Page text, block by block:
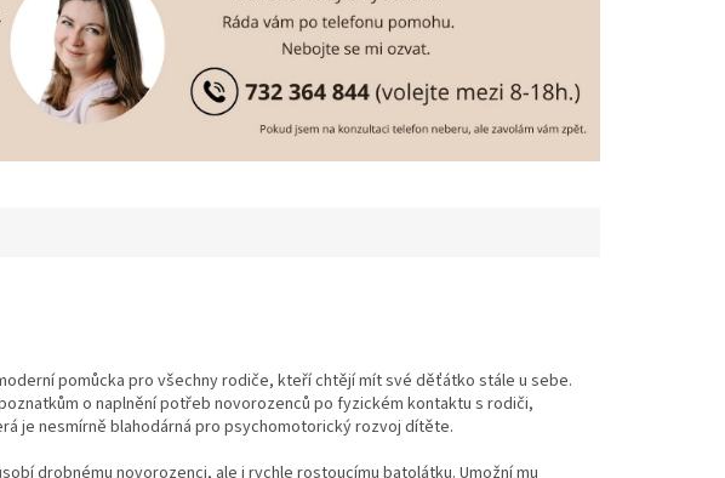
pomůcka pro všechny rodiče, kteří chtějí mít své děťátko stále u sebe.
o naplnění potřeb novorozenců po fyzickém kontaktu s rodiči,
je nesmírně blahodárná pro psychomotorický rozvoj dítěte.
drobnému novorozenci, ale i rychle rostoucímu batolátku. Umožní mu